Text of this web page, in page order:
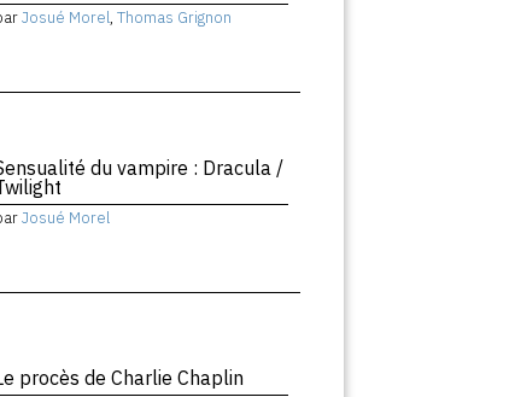
Josué Morel, Thomas Grignon
du vampire : Dracula /
Josué Morel
procès de Charlie Chaplin